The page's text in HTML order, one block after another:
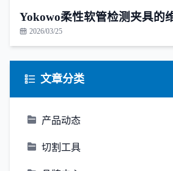
Yokowo柔性软管检测夹具的
2026/03/25
文章分类
产品动态
切割工具